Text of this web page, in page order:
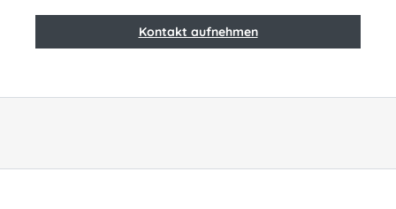
Kontakt aufnehmen